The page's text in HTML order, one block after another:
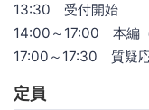
13:30 受付開始
14:00～17:00 本編（
17:00～17:30 質疑
定員